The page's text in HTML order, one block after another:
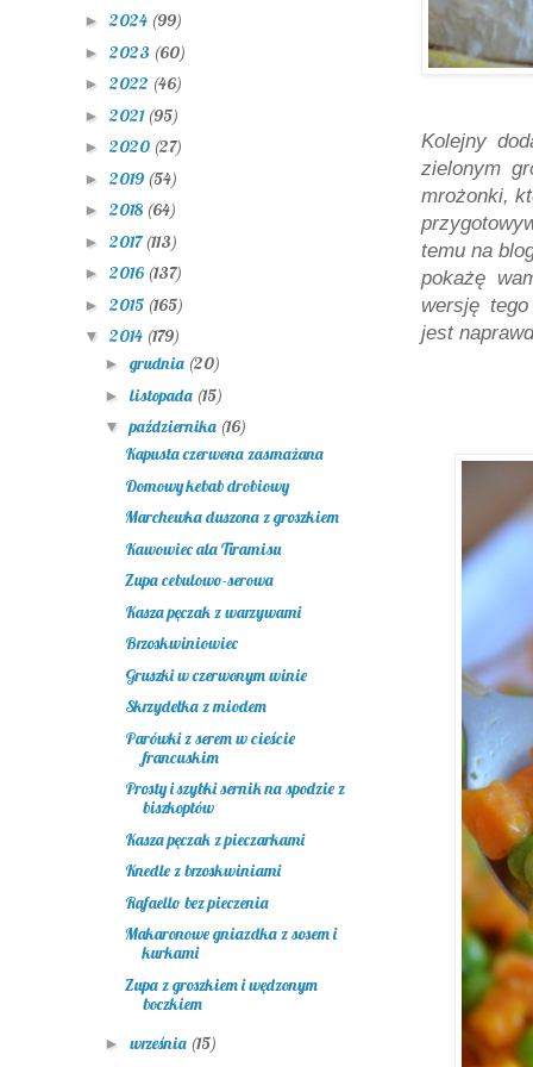
Kolejny
zielonym
mrożonki,
temu na
pokażę
wersję
jest
► 2024 (99)
► 2023 (60)
► 2022 (46)
► 2021 (95)
► 2020 (27)
► 2019 (54)
► 2018 (64)
► 2017(113)
► 2016 (137)
► 2015 (165)
▼ 2014 (179)
► grudnia (20)
► listopada (15)
▼października (16)
Kapusta czerwona zasmażana
Domowy kebab drobiowy
Marchewka duszona z groszkiem
Kawowiec ala Tiramisu
Zupa cebulowo-serowa
Kasza pęczak z warzywami
Brzoskwiniowiec
Gruszki w czerwonym winie
Skrzydełka z miodem
Parówki z serem w cieście
francuskim
Prosty i szybki sernik na spodzie z
biszkoptów
Kasza pęczak z pieczarkami
Knedle z brzoskwiniami
Rafaello bez pieczenia
Makaronowe gniazdka z sosem i
kurkami
Zupa z groszkiem i wędzonym
boczkiem
► września (15)